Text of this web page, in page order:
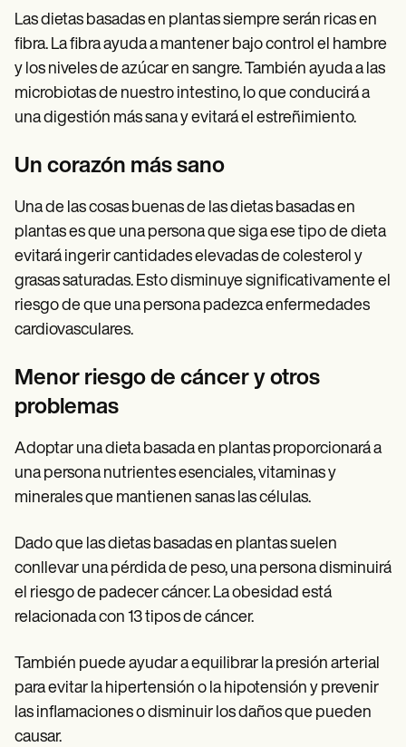
Las dietas basadas en plantas siempre serán ricas en
fibra. La fibra ayuda a mantener bajo control el hambre
y los niveles de azúcar en sangre. También ayuda a las
microbiotas de nuestro intestino, lo que conducirá a
una digestión más sana y evitará el estreñimiento.
Un corazón más sano
Una de las cosas buenas de las dietas basadas en
plantas es que una persona que siga ese tipo de dieta
evitará ingerir cantidades elevadas de colesterol y
grasas saturadas. Esto disminuye significativamente el
riesgo de que una persona padezca enfermedades
cardiovasculares.
Menor riesgo de cáncer y otros
problemas
Adoptar una dieta basada en plantas proporcionará a
una persona nutrientes esenciales, vitaminas y
minerales que mantienen sanas las células.
Dado que las dietas basadas en plantas suelen
conllevar una pérdida de peso, una persona disminuirá
el riesgo de padecer cáncer. La obesidad está
relacionada con 13 tipos de cáncer.
También puede ayudar a equilibrar la presión arterial
para evitar la hipertensión o la hipotensión y prevenir
las inflamaciones o disminuir los daños que pueden
causar.